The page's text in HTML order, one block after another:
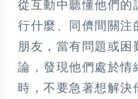
從互動中聽懂他們的
行什麼、同儕間關注
朋友，當有問題或困
論，發現他們處於情
時，不要急著想解決